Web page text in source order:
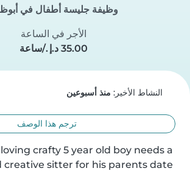
وظيفة جليسة أطفال في
الأجر في الساعة
النشاط الأخير: منذ أسبوعين
ترجم هذا الوصف
crafty 5 year old boy needs a
creative sitter for his parents date